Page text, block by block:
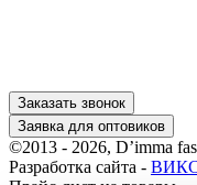
Заказать звонок
Заявка для оптовиков
©2013 - 2026, D’imma
Разработка сайта -